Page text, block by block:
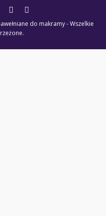
do makramy - Wszelkie